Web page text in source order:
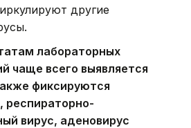
другие
лабораторных
чаще всего выявляется
фиксируются
респираторно-
вирус, аденовирус